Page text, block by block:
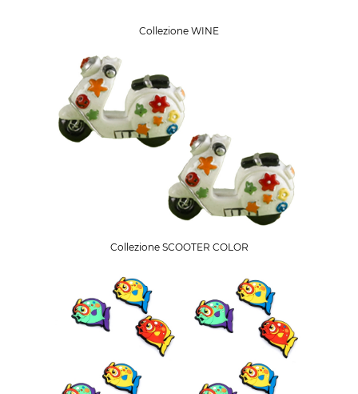
Collezione WINE
Collezione SCOOTER COLOR